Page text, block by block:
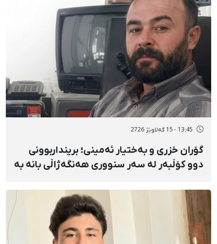
13:45 - 15 گەلاوێژ 2726
گۆران خزری و بەختیار ئەمینی؛ برینداربوونی
دوو کۆڵبەر لە سەر سنووری هەنگەژاڵی بانه بە
تەقینەوەی مین